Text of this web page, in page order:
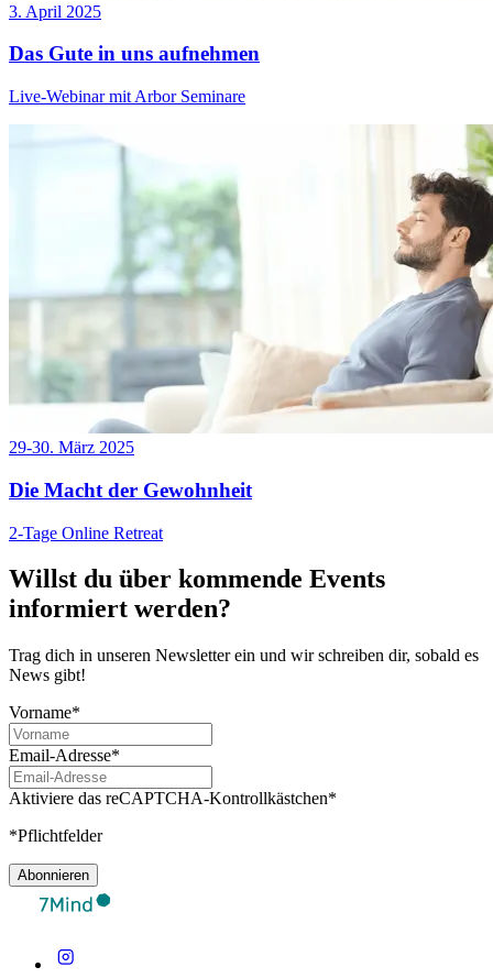
3. April 2025
Das Gute in uns aufnehmen
Live-Webinar mit Arbor Seminare
29-30. März 2025
Die Macht der Gewohnheit
2-Tage Online Retreat
Willst du über kommende Events
informiert werden?
Trag dich in unseren Newsletter ein und wir schreiben dir, sobald es
News gibt!
Vorname*
Email-Adresse*
Aktiviere das reCAPTCHA-Kontrollkästchen*
*Pflichtfelder
Abonnieren